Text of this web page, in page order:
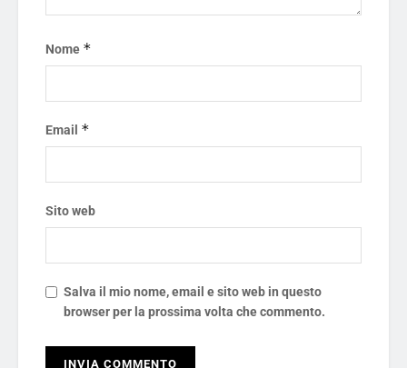
Nome *
Email *
Sito web
Salva il mio nome, email e sito web in questo
browser per la prossima volta che commento.